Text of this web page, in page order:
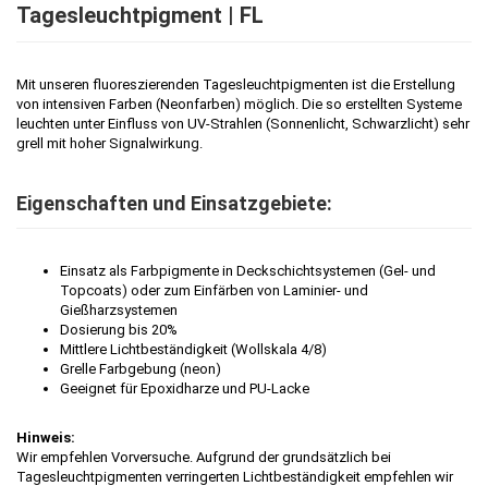
Tagesleuchtpigment | FL
Mit unseren fluoreszierenden Tagesleuchtpigmenten ist die Erstellung
von intensiven Farben (Neonfarben) möglich. Die so erstellten Systeme
leuchten unter Einfluss von UV-Strahlen (Sonnenlicht, Schwarzlicht) sehr
grell mit hoher Signalwirkung.
Eigenschaften und Einsatzgebiete:
Einsatz als Farbpigmente in Deckschichtsystemen (Gel- und
Topcoats) oder zum Einfärben von Laminier- und
Gießharzsystemen
Dosierung bis 20%
Mittlere Lichtbeständigkeit (Wollskala 4/8)
Grelle Farbgebung (neon)
Geeignet für Epoxidharze und PU-Lacke
Hinweis:
Wir empfehlen Vorversuche. Aufgrund der grundsätzlich bei
Tagesleuchtpigmenten verringerten Lichtbeständigkeit empfehlen wir